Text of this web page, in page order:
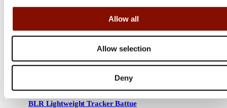
Allow all
Allow selection
Deny
BLR Lightweight Tracker Battue